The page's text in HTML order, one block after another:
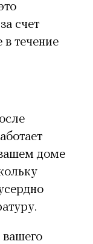
счет
в течение
доме